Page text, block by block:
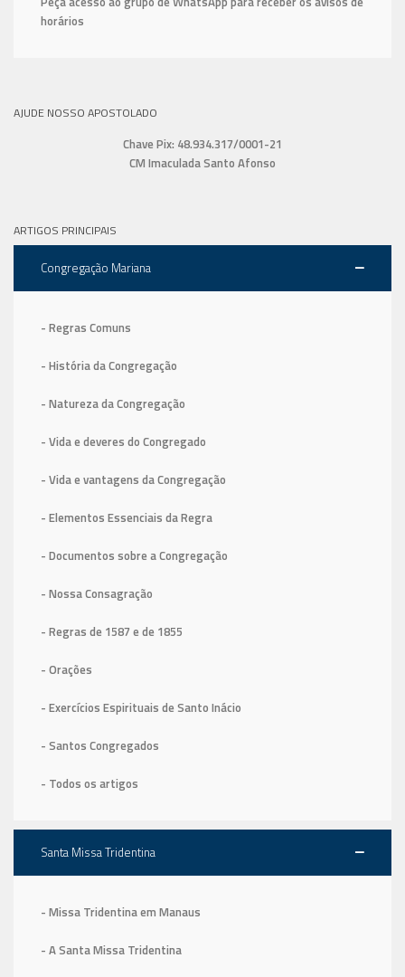
horários
AJUDE NOSSO APOSTOLADO
Chave Pix: 48.934.317/0001-21
CM Imaculada Santo Afonso
ARTIGOS PRINCIPAIS
Congregação Mariana
- Regras Comuns
- História da Congregação
- Natureza da Congregação
- Vida e deveres do Congregado
- Vida e vantagens da Congregação
- Elementos Essenciais da Regra
- Documentos sobre a Congregação
- Nossa Consagração
- Regras de 1587 e de 1855
- Orações
- Exercícios Espirituais de Santo Inácio
- Santos Congregados
- Todos os artigos
Santa Missa Tridentina
- Missa Tridentina em Manaus
- A Santa Missa Tridentina